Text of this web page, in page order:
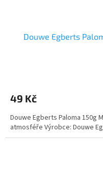
Douwe Egberts
49 Kč
Douwe Egberts Paloma 150g
atmosféře Výrobce: Douwe